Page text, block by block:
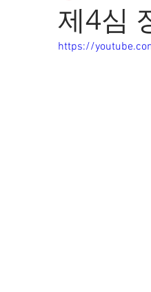
제4심
https://